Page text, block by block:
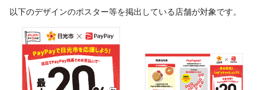
以下のデザインのポスター等を掲出している店舗が対象です。